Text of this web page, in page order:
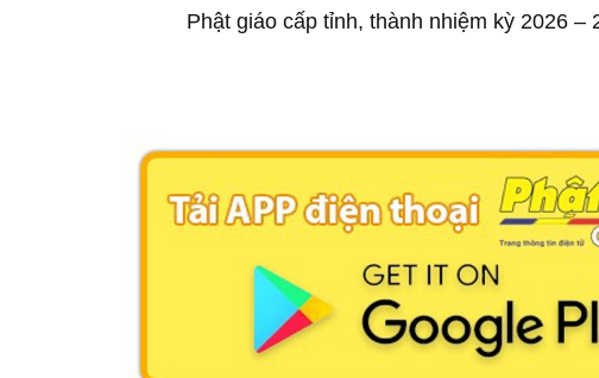
Phật giáo cấp tỉnh, thành nhiệm kỳ 2026 –